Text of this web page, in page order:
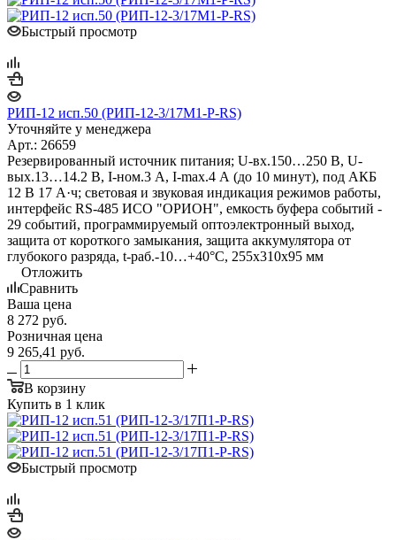
Быстрый просмотр
РИП-12 исп.50 (РИП-12-3/17М1-Р-RS)
Уточняйте у менеджера
Арт.: 26659
Резервированный источник питания; U-вх.150…250 В, U-
вых.13…14.2 В, I-ном.3 А, I-max.4 А (до 10 минут), под АКБ
12 В 17 А·ч; световая и звуковая индикация режимов работы,
интерфейс RS-485 ИСО "ОРИОН", емкость буфера событий -
29 событий, программируемый оптоэлектронный выход,
защита от короткого замыкания, защита аккумулятора от
глубокого разряда, t-раб.-10…+40°С, 255х310х95 мм
Отложить
Сравнить
Ваша цена
8 272 руб.
Розничная цена
9 265,41 руб.
В корзину
Купить в 1 клик
Быстрый просмотр